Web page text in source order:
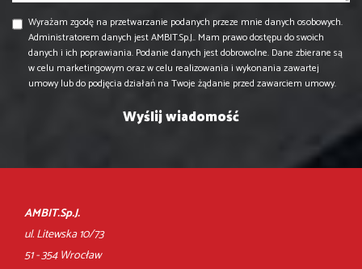
Wyrażam zgodę na przetwarzanie podanych przeze mnie danych osobowych.
Administratorem danych jest AMBIT.Sp.J.. Mam prawo dostępu do swoich
danych i ich poprawiania. Podanie danych jest dobrowolne. Dane zbierane są
w celu marketingowym oraz w celu realizowania i wykonania zawartej
umowy lub do podjęcia działań na Twoje żądanie przed zawarciem umowy.
AMBIT.Sp.J.
ul. Litewska 10/73
51 - 354 Wrocław